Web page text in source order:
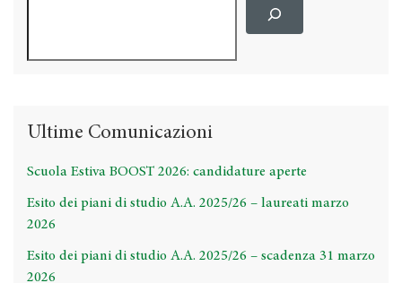
Ultime Comunicazioni
Scuola Estiva BOOST 2026: candidature aperte
Esito dei piani di studio A.A. 2025/26 – laureati marzo
2026
Esito dei piani di studio A.A. 2025/26 – scadenza 31 marzo
2026